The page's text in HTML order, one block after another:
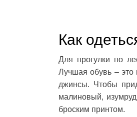
Как
Для прогулки по
Лучшая обувь – это
джинсы. Чтобы
малиновый,
броским принтом.